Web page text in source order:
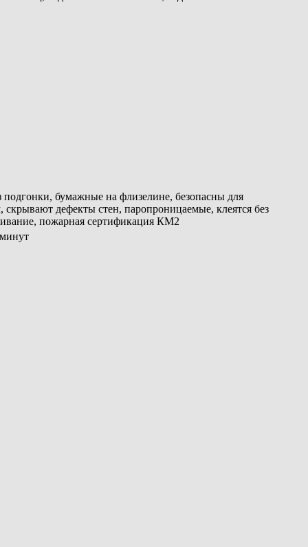
бумажные на флизелине, безопасны для
дефекты стен, паропроницаемые, клеятся без
пожарная сертификация КМ2